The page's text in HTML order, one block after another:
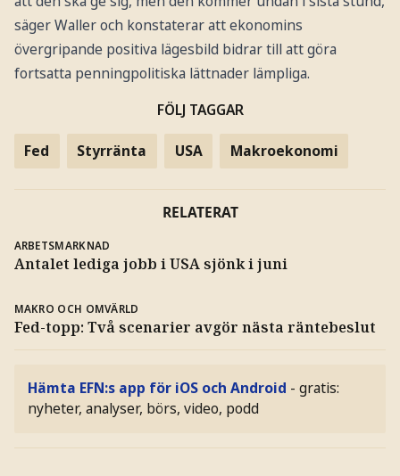
säger Waller och konstaterar att ekonomins
övergripande positiva lägesbild bidrar till att göra
fortsatta penningpolitiska lättnader lämpliga.
FÖLJ TAGGAR
Fed Styrränta USA Makroekonomi
RELATERAT
ARBETSMARKNAD
Antalet lediga jobb i USA sjönk i juni
MAKRO OCH OMVÄRLD
Fed-topp: Två scenarier avgör nästa räntebeslut
Hämta EFN:s app för iOS och Android - gratis:
nyheter, analyser, börs, video, podd